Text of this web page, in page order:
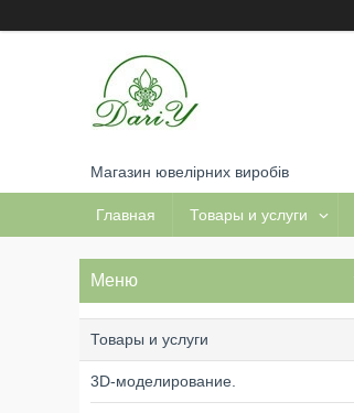
Магазин ювелірних виробів
Главная Товары и услуги
Товары и услуги
3D-моделирование.